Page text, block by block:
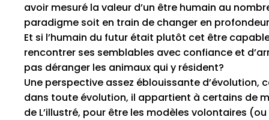
avoir mesuré la valeur d’un être humain au
paradigme soit en train de changer en
Et si l’humain du futur était plutôt cet être
rencontrer ses semblables avec confiance et
pas déranger les animaux qui y résident?
Une perspective assez éblouissante d’évolution,
dans toute évolution, il appartient à certains de
de L’illustré, pour être les modèles volontaires